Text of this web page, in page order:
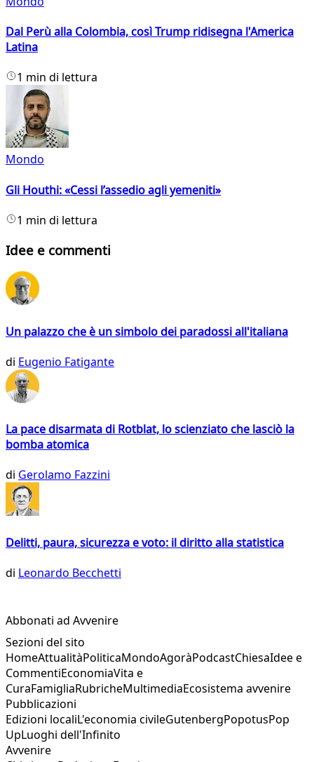
Dal Perù alla Colombia, così Trump ridisegna l'America
Latina
1 min di lettura
Mondo
Gli Houthi: «Cessi l’assedio agli yemeniti»
1 min di lettura
Idee e commenti
Un palazzo che è un simbolo dei paradossi all'italiana
di Eugenio Fatigante
La pace disarmata di Rotblat, lo scienziato che lasciò la
bomba atomica
di Gerolamo Fazzini
Delitti, paura, sicurezza e voto: il diritto alla statistica
di Leonardo Becchetti
Abbonati ad Avvenire
Sezioni del sito
HomeAttualitàPoliticaMondoAgoràPodcastChiesaIdee e
CommentiEconomiaVita e
CuraFamigliaRubricheMultimediaEcosistema avvenire
Pubblicazioni
Edizioni localiL'economia civileGutenbergPopotusPop
UpLuoghi dell'Infinito
Avvenire